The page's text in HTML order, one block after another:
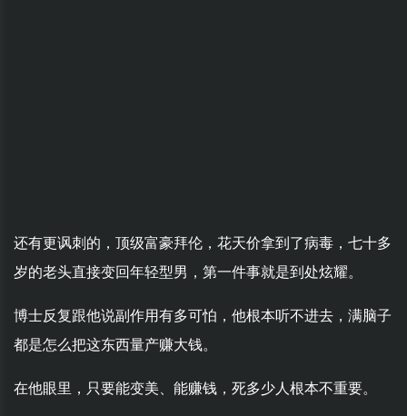
还有更讽刺的，顶级富豪拜伦，花天价拿到了病毒，七十多
岁的老头直接变回年轻型男，第一件事就是到处炫耀。
博士反复跟他说副作用有多可怕，他根本听不进去，满脑子
都是怎么把这东西量产赚大钱。
在他眼里，只要能变美、能赚钱，死多少人根本不重要。